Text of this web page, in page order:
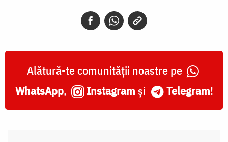
Alătură-te comunității noastre pe
WhatsApp, Instagram și Telegram!